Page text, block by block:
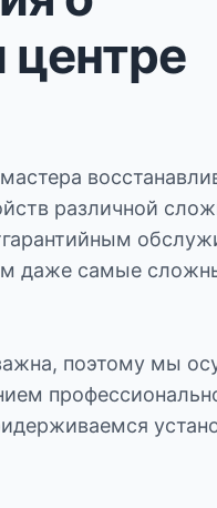
центре
различной
даже самые
поэтому мы